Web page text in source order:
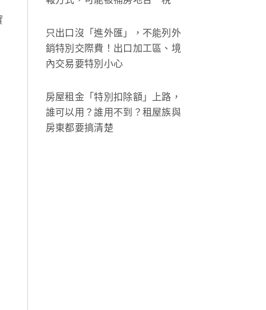
只出口沒「進外匯」，不能列外
銷特別交際費！出口加工區、境
內交易要特別小心
房屋租金「特別扣除額」上路，
誰可以用？誰用不到？租屋族與
房東都要搞清楚